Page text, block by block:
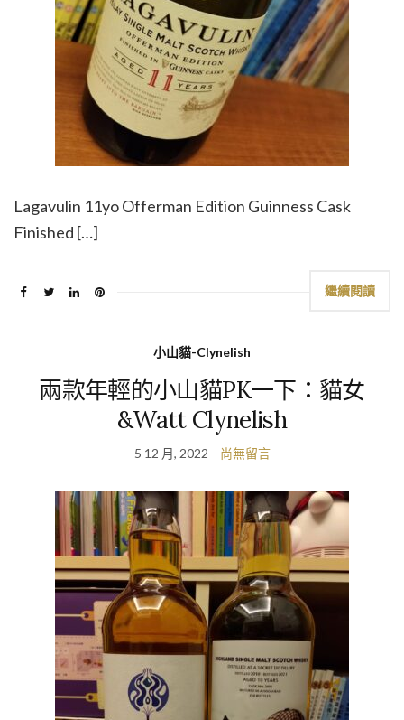
Lagavulin 11yo Offerman Edition Guinness Cask
Finished […]
繼續閱讀
小山貓-Clynelish
兩款年輕的小山貓PK一下：貓女
&Watt Clynelish
5 12 月, 2022 尚無留言